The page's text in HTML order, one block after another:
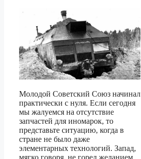
Молодой Советский Союз начинал
практически с нуля. Если сегодня
мы жалуемся на отсутствие
запчастей для иномарок, то
представьте ситуацию, когда в
стране не было даже
элементарных технологий. Запад,
мягко говоря, не горел желанием